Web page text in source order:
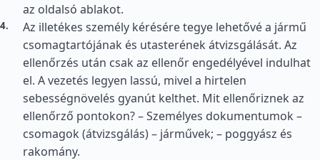
az oldalsó ablakot.
Az illetékes személy kérésére tegye lehetővé a jármű
csomagtartójának és utasterének átvizsgálását. Az
ellenőrzés után csak az ellenőr engedélyével indulhat
el. A vezetés legyen lassú, mivel a hirtelen
sebességnövelés gyanút kelthet. Mit ellenőriznek az
ellenőrző pontokon? – Személyes dokumentumok –
csomagok (átvizsgálás) – járművek; – poggyász és
rakomány.